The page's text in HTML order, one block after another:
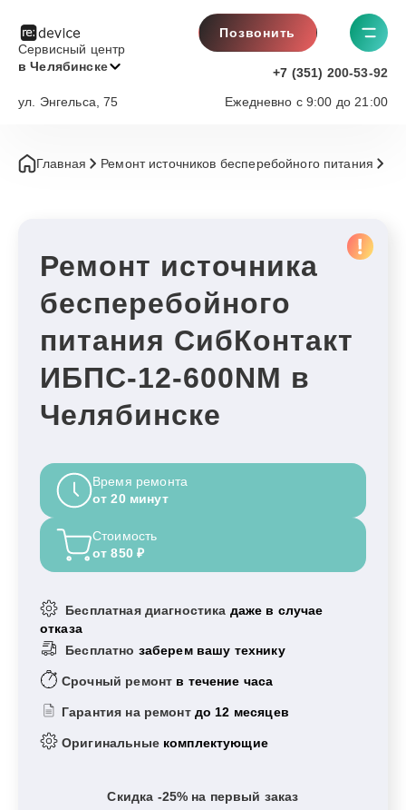
Сервисный центр
в Челябинске
Позвонить
+7 (351) 200-53-92
Ежедневно с 9:00 до 21:00
ул. Энгельса, 75
Главная Ремонт источников бесперебойного питания
Ремонт источника
бесперебойного
питания СибКонтакт
ИБПС-12-600NM в
Челябинске
Время ремонта
от 20 минут
Стоимость
от 850 ₽
Бесплатная диагностика даже в случае
отказа
Бесплатно заберем вашу технику
Срочный ремонт в течение часа
Гарантия на ремонт до 12 месяцев
Оригинальные комплектующие
Скидка -25% на первый заказ